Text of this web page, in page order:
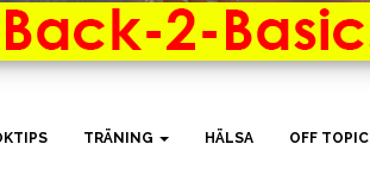
TRÄNING HÄLSA OFF TOPIC